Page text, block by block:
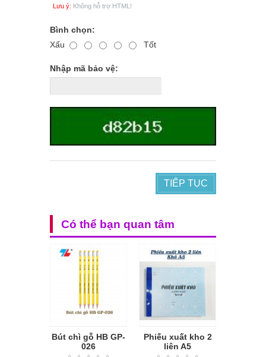
Lưu ý: Không hỗ trợ HTML!
Bình chọn:
Xấu
Tốt
Nhập mã bảo vệ:
TIẾP TỤC
Có thể bạn quan tâm
Bút chì gỗ HB GP-
026
Phiếu xuất kho 2
liên A5